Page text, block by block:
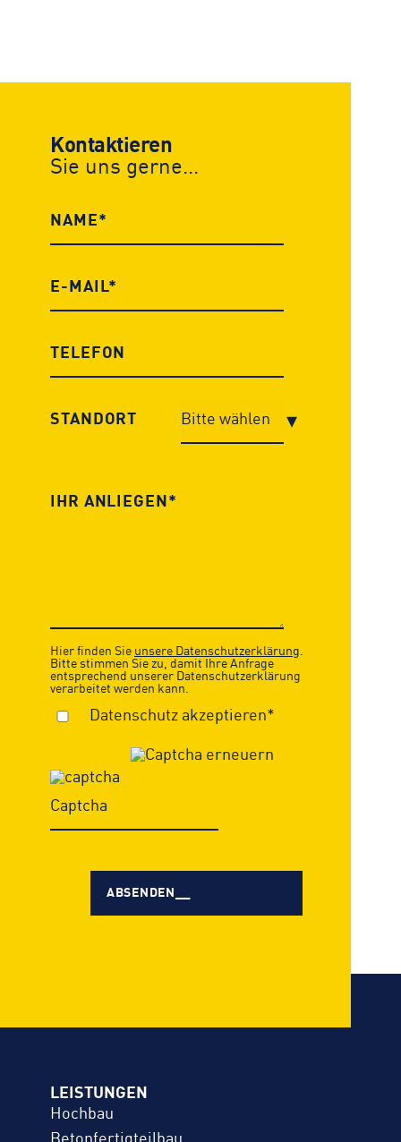
Kontaktieren
Sie uns gerne...
STANDORT
Hier finden Sie unsere Datenschutzerklärung
Bitte stimmen Sie zu, damit Ihre Anfrage
entsprechend unserer Datenschutzerklärung
verarbeitet werden kann.
Datenschutz akzeptieren
LEISTUNGEN
Hochbau